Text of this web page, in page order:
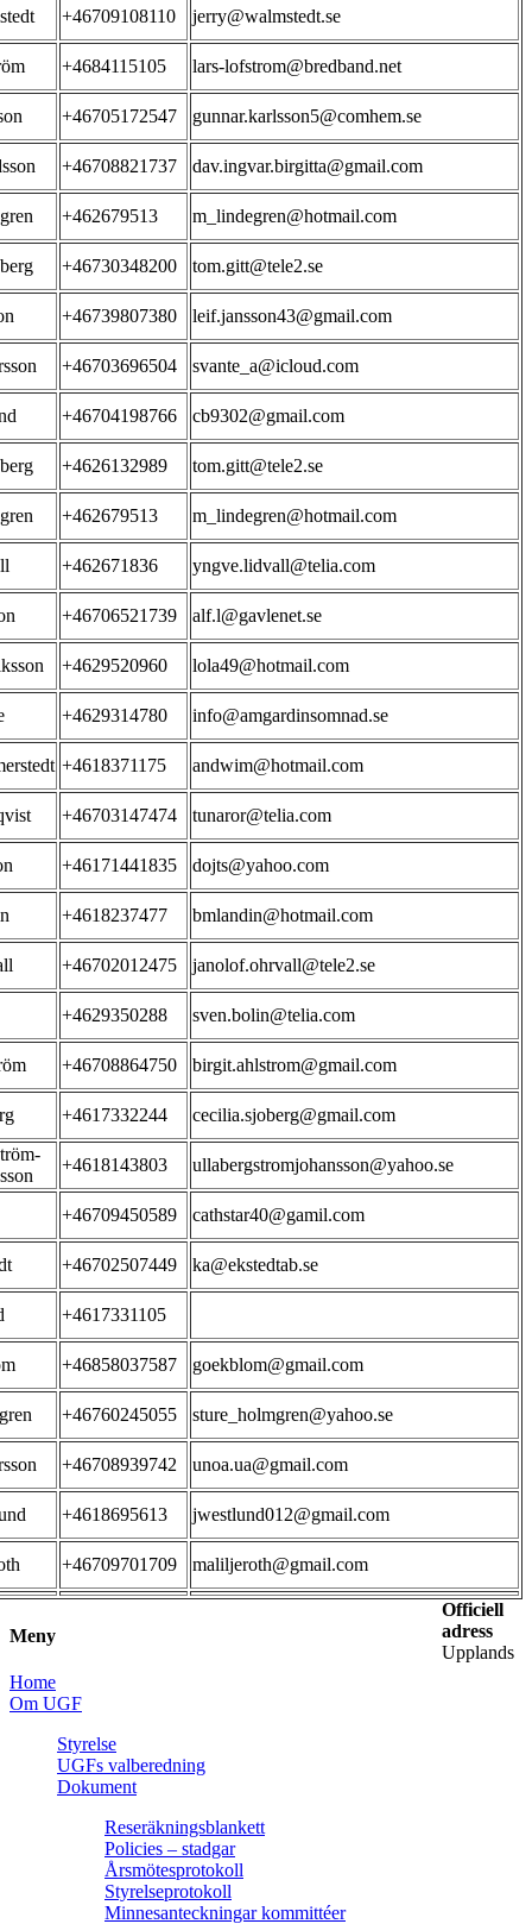
+46709108110 jerry@walmstedt.se
+4684115105 lars-lofstrom@bredband.net
+46705172547 gunnar.karlsson5@comhem.se
+46708821737 dav.ingvar.birgitta@gmail.com
+462679513 m_lindegren@hotmail.com
+46730348200 tom.gitt@tele2.se
+46739807380 leif.jansson43@gmail.com
+46703696504 svante_a@icloud.com
+46704198766 cb9302@gmail.com
+4626132989 tom.gitt@tele2.se
+462679513 m_lindegren@hotmail.com
+462671836 yngve.lidvall@telia.com
+46706521739 alf.l@gavlenet.se
+4629520960 lola49@hotmail.com
+4629314780 info@amgardinsomnad.se
+4618371175 andwim@hotmail.com
+46703147474 tunaror@telia.com
+46171441835 dojts@yahoo.com
+4618237477 bmlandin@hotmail.com
+46702012475 janolof.ohrvall@tele2.se
+4629350288 sven.bolin@telia.com
+46708864750 birgit.ahlstrom@gmail.com
+4617332244
cecilia.sjoberg@gmail.com
+4618143803 ullabergstromjohansson@yahoo.se
+46709450589 cathstar40@gamil.com
+46702507449 ka@ekstedtab.se
+4617331105
+46858037587 goekblom@gmail.com
+46760245055 sture_holmgren@yahoo.se
+46708939742 unoa.ua@gmail.com
+4618695613 jwestlund012@gmail.com
+46709701709 maliljeroth@gmail.com
Meny
Home
Om UGF
Styrelse
UGFs valberedning
Dokument
Reseräkningsblankett
Policies – stadgar
Årsmötesprotokoll
Styrelseprotokoll
Minnesanteckningar kommittéer
Officiell
adress
Upplands